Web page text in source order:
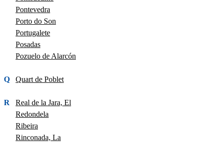
Pontevedra
Porto do Son
Portugalete
Posadas
Pozuelo de Alarcón
Q Quart de Poblet
R
Real de la Jara, El
Redondela
Ribeira
Rinconada, La